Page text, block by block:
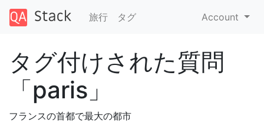
旅行 タグ Account
タグ付けされた質問
「paris」
フランスの首都で最大の都市